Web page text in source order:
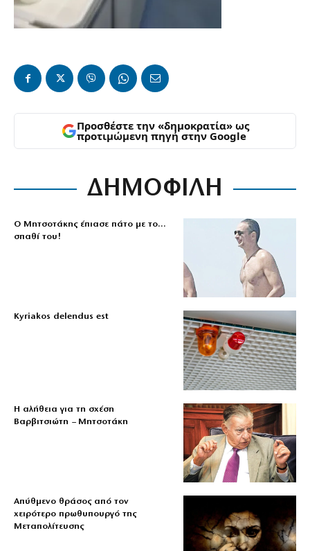
Προσθέστε την «δημοκρατία» ως
προτιμώμενη πηγή στην Google
ΔΗΜΟΦΙΛΗ
Ο Μητσοτάκης έπιασε πάτο με το…
σπαθί του!
Kyriakos delendus est
Η αλήθεια για τη σχέση
Βαρβιτσιώτη – Μητσοτάκη
Απύθμενο θράσος από τον
χειρότερο πρωθυπουργό της
Μεταπολίτευσης